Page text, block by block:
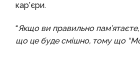
кар’єри.
“Якщо ви правильно
що це буде смішно, тому що